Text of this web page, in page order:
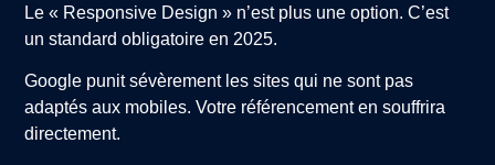
Le « Responsive Design » n’est plus une option. C’est
un standard obligatoire en 2025.
Google punit sévèrement les sites qui ne sont pas
adaptés aux mobiles. Votre référencement en souffrira
directement.